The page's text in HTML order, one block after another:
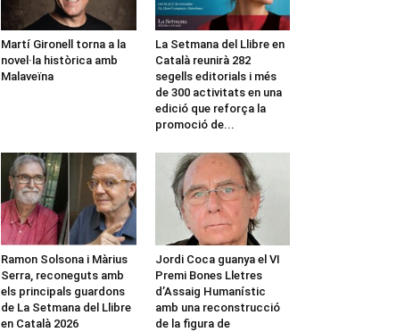
Martí Gironell torna a la
novel·la històrica amb
Malaveïna
La Setmana del Llibre en
Català reunirà 282
segells editorials i més
de 300 activitats en una
edició que reforça la
promoció de...
Ramon Solsona i Màrius
Serra, reconeguts amb
els principals guardons
de La Setmana del Llibre
en Català 2026
Jordi Coca guanya el VI
Premi Bones Lletres
d’Assaig Humanístic
amb una reconstrucció
de la figura de